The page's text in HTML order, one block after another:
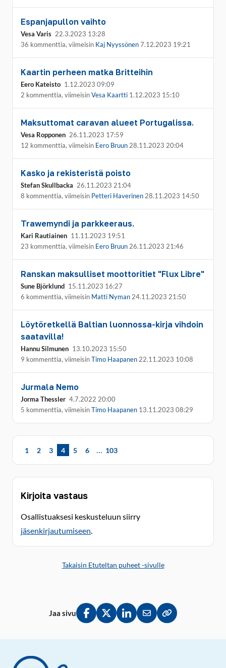
Espanjapullon vaihto
Vesa Varis 22.3.2023 13:28
36 kommenttia, viimeisin Kaj Nyyssönen7.12.2023 19:21
Kaartin perheen matka Britteihin
Eero Kateisto 1.12.2023 09:09
2 kommenttia, viimeisinVesa Kaartti 1.12.2023 15:10
Maksuttomat caravan alueet Portugalissa.
Vesa Ropponen 26.11.2023 17:59
12 kommenttia, viimeisin Eero Bruun 28.11.2023 20:04
Kasko ja rekisteristä poisto
Stefan Skullbacka 26.11.2023 21:04
8 kommenttia, viimeisin Petteri Haverinen 28.11.2023 14:50
Trawemyndi ja parkkeeraus.
Kari Rautiainen 11.11.2023 19:51
23 kommenttia, viimeisin Eero Bruun 26.11.2023 21:46
Ranskan maksulliset moottoritiet "Flux Libre"
Sune Björklund 15.11.2023 16:27
6 kommenttia, viimeisin Matti Nyman 24.11.2023 21:50
Löytöretkellä Baltian luonnossa-kirja vihdoin
saatavilla!
Hannu Silmunen 13.10.2023 15:50
9 kommenttia, viimeisinTimo Haapanen 22.11.2023 10:08
Jurmala Nemo
Jorma Thessler 4.7.2022 20:00
5 kommenttia, viimeisinTimo Haapanen 13.11.2023 08:29
1 2 3 4 5 6 … 103
Kirjoita vastaus
Osallistuaksesi keskusteluun siirry
jäsenkirjautumiseen.
Takaisin Etuteltan puheet -sivulle
Jaa sivu
Jaa Facebookissa
Jaa Twitterissä
Jaa LinkedInissä
Jaa sähköpostitse
Kopioi linkki